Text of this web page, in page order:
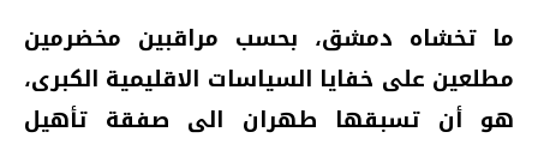
ما تخشاه دمشق، بحسب مراقبين مخضرمين
مطلعين على خفايا السياسات الاقليمية الكبرى،
هو أن تسبقها طهران الى صفقة تأهيل